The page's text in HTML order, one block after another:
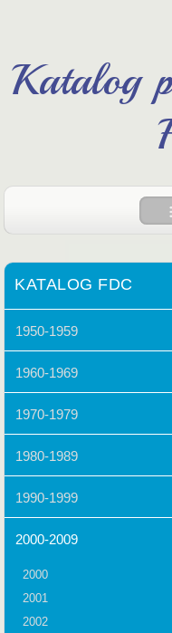
Katalog
KATALOG FDC
1950-1959
1960-1969
1970-1979
1980-1989
1990-1999
2000-2009
2000
2001
2002